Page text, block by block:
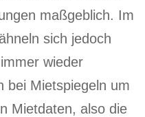
maßgeblich. Im
sich jedoch
wieder
bei Mietspiegeln um
Mietdaten, also die